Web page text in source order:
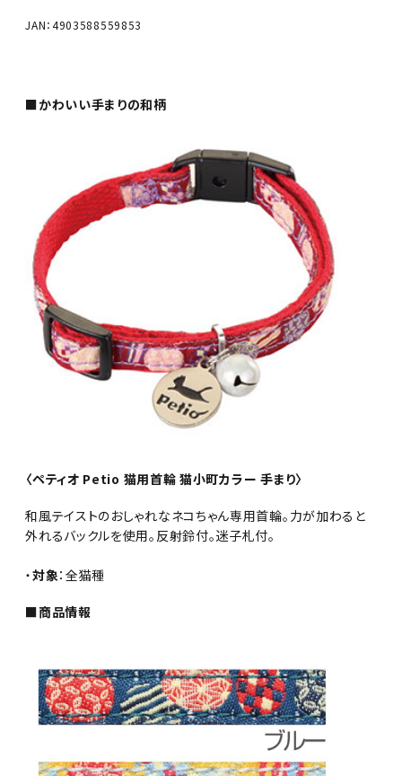
JAN：4903588559853
■かわいい手まりの和柄
〈ペティオ Petio 猫用首輪 猫小町カラー 手まり〉
和風テイストのおしゃれなネコちゃん専用首輪。力が加わると
外れるバックルを使用。反射鈴付。迷子札付。
・対象：全猫種
■商品情報